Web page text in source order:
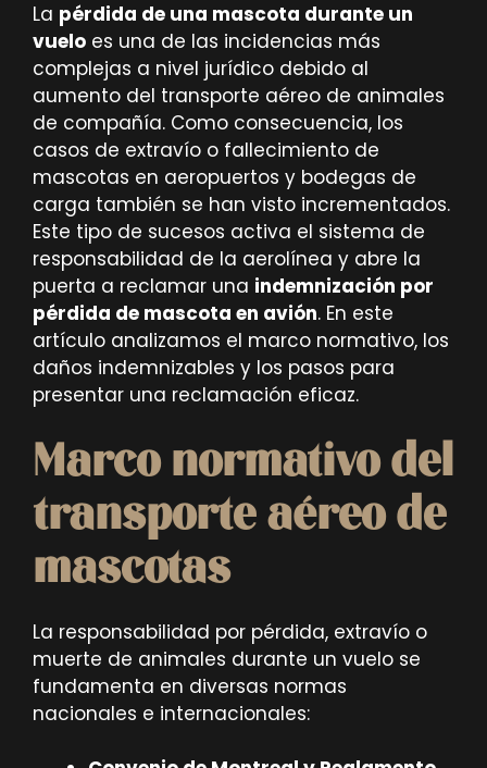
La pérdida de una mascota durante un
vuelo es una de las incidencias más
complejas a nivel jurídico debido al
aumento del transporte aéreo de animales
de compañía. Como consecuencia, los
casos de extravío o fallecimiento de
mascotas en aeropuertos y bodegas de
carga también se han visto incrementados.
Este tipo de sucesos activa el sistema de
responsabilidad de la aerolínea y abre la
puerta a reclamar una indemnización por
pérdida de mascota en avión. En este
artículo analizamos el marco normativo, los
daños indemnizables y los pasos para
presentar una reclamación eficaz.
Marco normativo del
transporte aéreo de
mascotas
La responsabilidad por pérdida, extravío o
muerte de animales durante un vuelo se
fundamenta en diversas normas
nacionales e internacionales: